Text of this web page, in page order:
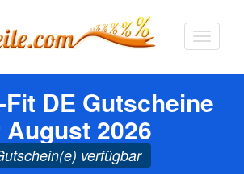
DE Gutscheine
2026
verfügbar